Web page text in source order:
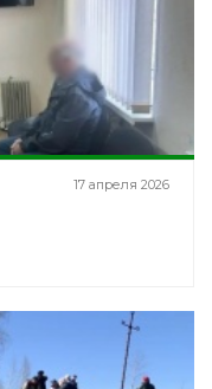
17 апреля 2026